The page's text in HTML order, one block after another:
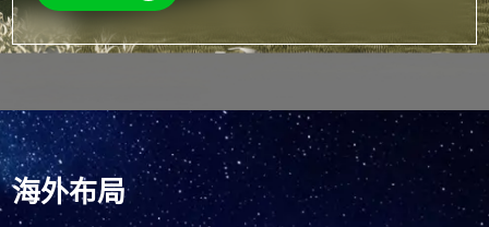
品质建筑产品，实现建筑工业化全生命周期的高效管控与质量
追溯，显著提升建造效率与建筑品质。
“绿色工厂认证”等国内外多项资质荣誉。自研了工业化设计软
件、全流程ERP管理系统、高端智能设备和自动化产线，构建
起涵盖智慧设计、智能制造、大数据决策的数智化工厂运营体
系，获得了数字化转型L8贯标认证；同步打造了业财一体化、
海外布局